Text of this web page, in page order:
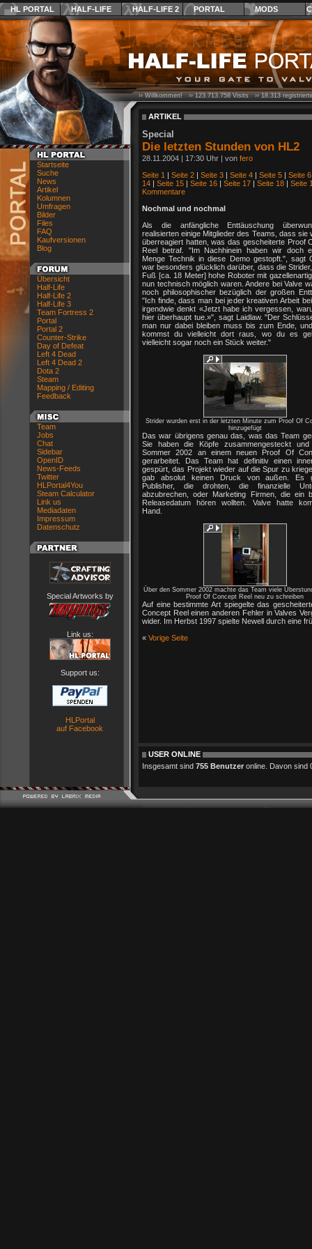
HL PORTAL HALF-LIFE HALF-LIFE 2 PORTAL MODS
Startseite
Suche
News
Artikel
Kolumnen
Umfragen
Bilder
Files
FAQ
Kaufversionen
Blog
Übersicht
Half-Life
Half-Life 2
Half-Life 3
Team Fortress 2
Portal
Portal 2
Counter-Strike
Day of Defeat
Left 4 Dead
Left 4 Dead 2
Dota 2
Steam
Mapping / Editing
Feedback
Team
Jobs
Chat
Sidebar
OpenID
News-Feeds
Twitter
HLPortal4You
Steam Calculator
Link us
Mediadaten
Impressum
Datenschutz
Special Artworks by
Link us:
Support us:
HLPortal
auf Facebook
›› Willkommen! ››123.713.758Visits ››18.313
ARTIKEL
Special
Die letzten Stunden von HL2
28.11.2004 | 17:30 Uhr | von fero
Seite 1 | Seite 2 | Seite 3 | Seite 4 | Seite 5 | Seite 6
14 | Seite 15 | Seite 16 | Seite 17 | Seite 18 | Seite
Kommentare
Nochmal und nochmal
Als die anfängliche Enttäuschung
realisierten einige Mitglieder des Teams, dass sie
überreagiert hatten, was das gescheiterte Proof
Reel betraf. "Im Nachhinein haben wir doch
Menge Technik in diese Demo gestopft.", sagt
war besonders glücklich darüber, dass die
Fuß [ca. 18 Meter] hohe Roboter mit
nun technisch möglich waren. Andere bei Valve
noch philosophischer bezüglich der großen
"Ich finde, dass man bei jeder kreativen Arbeit
irgendwie denkt «Jetzt habe ich vergessen,
hier überhaupt tue.»", sagt Laidlaw. "Der
man nur dabei bleiben muss bis zum Ende,
kommst du vielleicht dort raus, wo du es
vielleicht sogar noch ein Stück weiter."
Strider wurden erst in der letzten Minute zum Proof Of
hinzugefügt
Das war übrigens genau das, was das Team
Sie haben die Köpfe zusammengesteckt
Sommer 2002 an einem neuen Proof Of
gerarbeitet. Das Team hat definitiv einen
gespürt, das Projekt wieder auf die Spur zu
gab absolut keinen Druck von außen. Es
Publisher, die drohten, die finanzielle
abzubrechen, oder Marketing Firmen, die ein
Releasedatum hören wollten. Valve hatte
Hand.
Über den Sommer 2002 machte das Team viele
Proof Of Concept Reel neu zu schreiben
Auf eine bestimmte Art spiegelte das
Concept Reel einen anderen Fehler in Valves
wider. Im Herbst 1997 spielte Newell durch eine
« Vorige Seite
USER ONLINE
Insgesamt sind 755 Benutzer online. Davon sind